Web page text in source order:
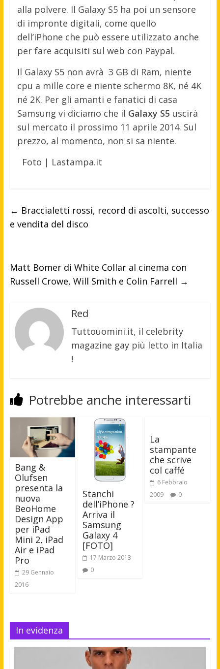
alla polvere. Il Galaxy S5 ha poi un sensore
di impronte digitali, come quello
dell’iPhone che può essere utilizzato anche
per fare acquisiti sul web con Paypal.
Il Galaxy S5 non avrà 3 GB di Ram, niente
cpu a mille core e niente schermo 8K, né 4K
né 2K. Per gli amanti e fanatici di casa
Samsung vi diciamo che il Galaxy S5 uscirà
sul mercato il prossimo 11 aprile 2014. Sul
prezzo, al momento, non si sa niente.
Foto | Lastampa.it
← Braccialetti rossi, record di ascolti, successo
e vendita del disco
Matt Bomer di White Collar al cinema con
Russell Crowe, Will Smith e Colin Farrell →
Red
Tuttouomini.it, il celebrity
magazine gay più letto in Italia
!
Potrebbe anche interessarti
Bang &
Olufsen
presenta la
nuova
BeoHome
Design App
per iPad
Mini 2, iPad
Air e iPad
Pro
29 Gennaio
2016
Stanchi
dell’iPhone ?
Arriva il
Samsung
Galaxy 4
[FOTO]
17 Marzo 2013
0
La
stampante
che scrive
col caffé
6 Febbraio
2009
0
In evidenza